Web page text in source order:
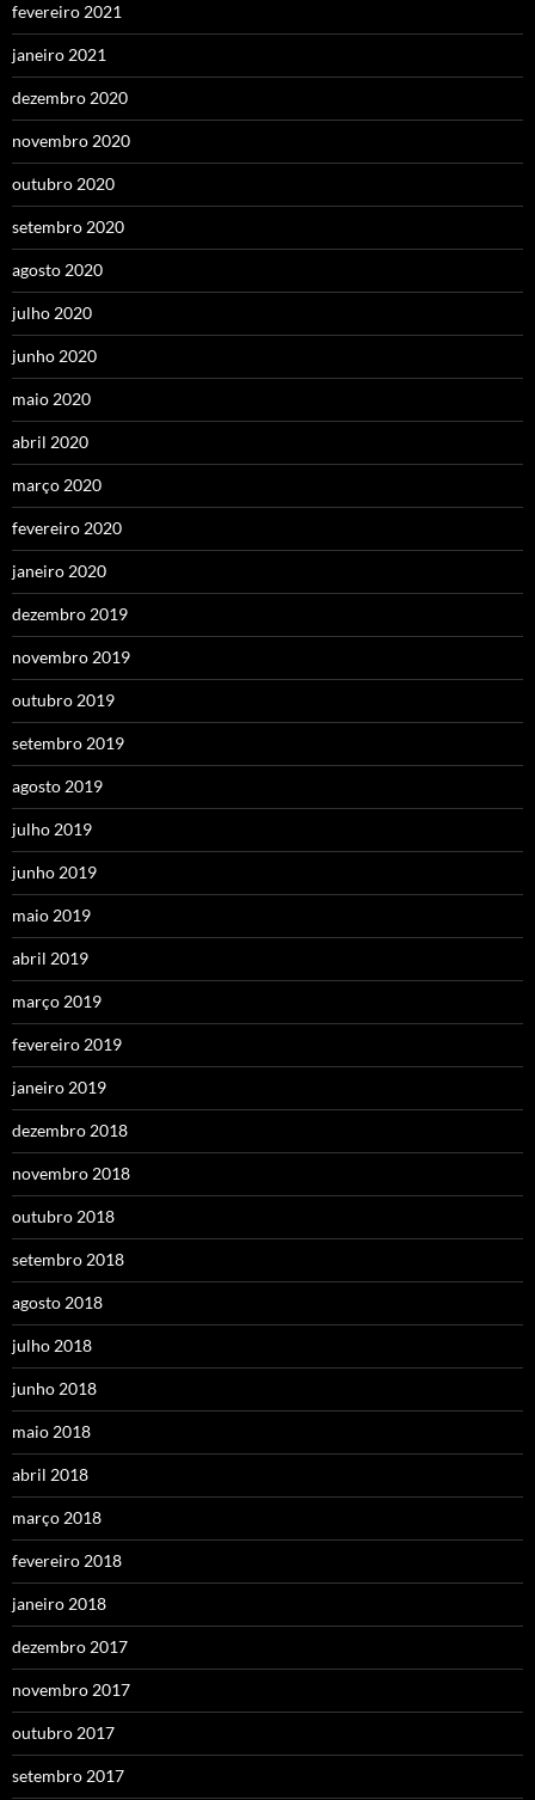
fevereiro 2021
janeiro 2021
dezembro 2020
novembro 2020
outubro 2020
setembro 2020
agosto 2020
julho 2020
junho 2020
maio 2020
abril 2020
março 2020
fevereiro 2020
janeiro 2020
dezembro 2019
novembro 2019
outubro 2019
setembro 2019
agosto 2019
julho 2019
junho 2019
maio 2019
abril 2019
março 2019
fevereiro 2019
janeiro 2019
dezembro 2018
novembro 2018
outubro 2018
setembro 2018
agosto 2018
julho 2018
junho 2018
maio 2018
abril 2018
março 2018
fevereiro 2018
janeiro 2018
dezembro 2017
novembro 2017
outubro 2017
setembro 2017